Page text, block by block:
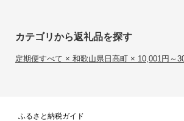
カテゴリから返礼品を探す
定期便すべて × 和歌山県日高町 × 10,001円～
ふるさと納税ガイド